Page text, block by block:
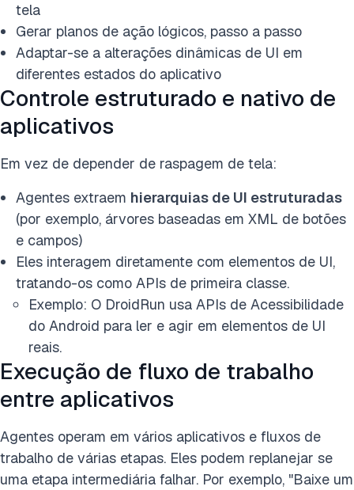
tela
Gerar planos de ação lógicos, passo a passo
Adaptar-se a alterações dinâmicas de UI em
diferentes estados do aplicativo
Controle estruturado e nativo de
aplicativos
Em vez de depender de raspagem de tela:
Agentes extraem hierarquias de UI estruturadas
(por exemplo, árvores baseadas em XML de botões
e campos)
Eles interagem diretamente com elementos de UI,
tratando-os como APIs de primeira classe.
Exemplo: O DroidRun usa APIs de Acessibilidade
do Android para ler e agir em elementos de UI
reais.
Execução de fluxo de trabalho
entre aplicativos
Agentes operam em vários aplicativos e fluxos de
trabalho de várias etapas. Eles podem replanejar se
uma etapa intermediária falhar. Por exemplo, "Baixe um